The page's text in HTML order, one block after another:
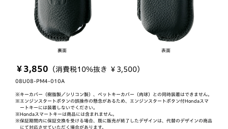
裏面 表面
￥3,850 （消費税10％抜き ￥3,500）
08U08-PM4-010A
※キーカバー（樹脂製／シリコン製）、ペットキーカバー（肉球）との同時装着はできません。
※エンジンスタートボタンの誤操作の懸念があるため、エンジンスタートボタン付Hondaスマ
ートキーには装着しないでください。
※Hondaスマートキーは商品には含まれません。
※保証期間内に保証交換を受ける場合、既に販売が終了したデザインは、代替のデザインの商品
にて対応させていただく場合があります。